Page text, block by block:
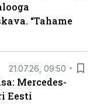
“Tahame
21.07.26, 09:50
Mercedes-
Eesti